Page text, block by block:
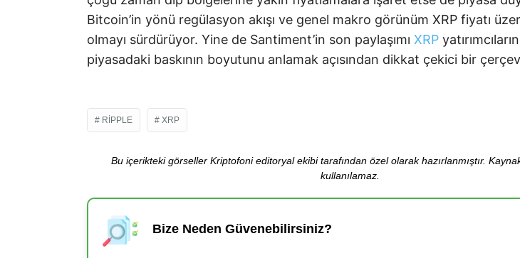
Bitcoin’in yönü regülasyon akışı ve genel makro görünüm XRP fiyatı
olmayı sürdürüyor. Yine de Santiment’in son paylaşımı XRP
piyasadaki baskının boyutunu anlamak açısından dikkat çekici bir
RIPPLE XRP
Bu içerikteki görseller Kriptofoni editoryal ekibi tarafından özel olarak hazırlanmıştır.
kullanılamaz.
Bize Neden Güvenebilirsiniz?